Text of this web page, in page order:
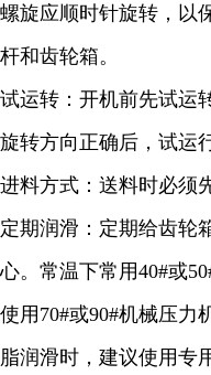
螺旋应顺时针旋转，以
杆和齿轮箱。
试运转：开机前先试运
旋转方向正确后，试运
进料方式：送料时必须
定期润滑：定期给齿轮
心。常温下常用40#或
使用70#或90#机械压力
脂润滑时，建议使用专